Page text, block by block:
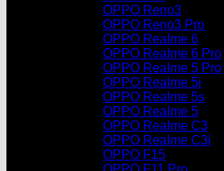
OPPO Reno3
OPPO Reno3 Pro
OPPO Realme 6
OPPO Realme 6 Pro
OPPO Realme 5 Pro
OPPO Realme 5i
OPPO Realme 5s
OPPO Realme 5
OPPO Realme C3
OPPO Realme C3i
OPPO F15